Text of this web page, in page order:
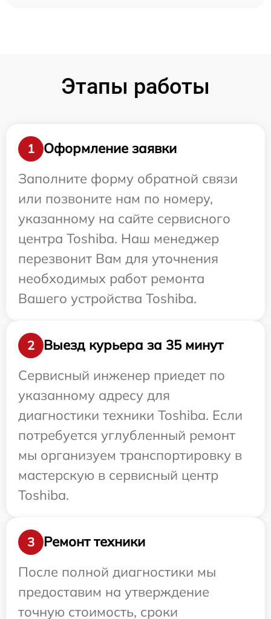
Этапы работы
1
Оформление заявки
Заполните форму обратной связи
или позвоните нам по номеру,
указанному на сайте сервисного
центра Toshiba. Наш менеджер
перезвонит Вам для уточнения
необходимых работ ремонта
Вашего устройства Toshiba.
2
Выезд курьера за 35 минут
Сервисный инженер приедет по
указанному адресу для
диагностики техники Toshiba. Если
потребуется углубленный ремонт
мы организуем транспортировку в
мастерскую в сервисный центр
Toshiba.
3
Ремонт техники
После полной диагностики мы
предоставим на утверждение
точную стоимость, сроки